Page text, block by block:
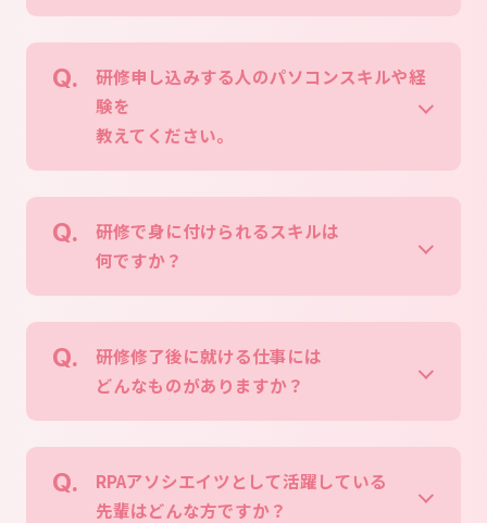
研修申し込みする人のパソコンスキルや経
験を
教えてください。
研修で身に付けられるスキルは
何ですか？
研修修了後に就ける仕事には
どんなものがありますか？
RPAアソシエイツとして活躍している
先輩はどんな方ですか？